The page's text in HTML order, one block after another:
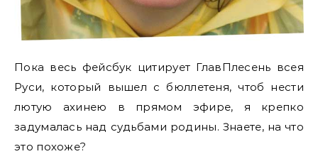
Пока весь фейсбук цитирует ГлавПлесень всея
Руси, который вышел с бюллетеня, чтоб нести
лютую ахинею в прямом эфире, я крепко
задумалась над судьбами родины. Знаете, на что
это похоже?